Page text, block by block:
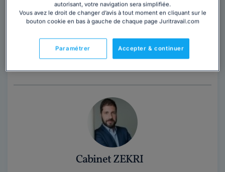
Contacter cet avocat
CHHUM AVOCATS (Paris et Nantes) 5 avocats bilingues
anglais. Maître Frédéric CHHUM est membre du
Cabinet ZEKRI
autorisant, votre navigation sera simplifiée.
Vous avez le droit de changer d’avis à tout moment en cliquant sur le
bouton cookie en bas à gauche de chaque page Juritravail.com
Accepter & continuer
Paramétrer